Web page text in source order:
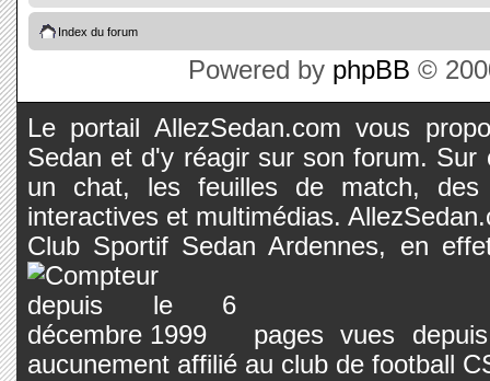
Index du forum
Powered by phpBB ©
Le portail AllezSedan.com vous
Sedan et d'y réagir sur son forum.
un chat, les feuilles de match, des
interactives et multimédias.
Club Sportif Sedan Ardennes, en
pages vues
aucunement affilié au club de football